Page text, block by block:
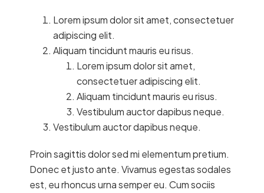
Lorem ipsum dolor sit amet, consectetuer
adipiscing elit.
Aliquam tincidunt mauris eu risus.
Lorem ipsum dolor sit amet,
consectetuer adipiscing elit.
Aliquam tincidunt mauris eu risus.
Vestibulum auctor dapibus neque.
Vestibulum auctor dapibus neque.
Proin sagittis dolor sed mi elementum pretium.
Donec et justo ante. Vivamus egestas sodales
est, eu rhoncus urna semper eu. Cum sociis